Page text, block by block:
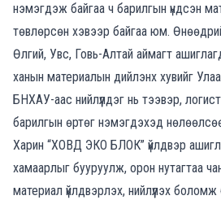
нэмэгдэж байгаа ч барилгын үндсэн
төвлөрсөн хэвээр байгаа юм.
Өлгий, Увс, Говь-Алтай аймагт
ханын материалын дийлэнх хувийг
БНХАУ-аас нийлүүлдэг нь тээвэр,
барилгын өртөг нэмэгдэхэд
Харин “ХОВД ЭКО БЛОК” үйлдвэр
хамаарлыг бууруулж, орон нутагтаа
материал үйлдвэрлэх, нийлүүлэх